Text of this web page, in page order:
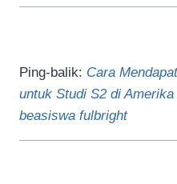
Ping-balik: Cara
untuk Studi S2 di
beasiswa fulbright